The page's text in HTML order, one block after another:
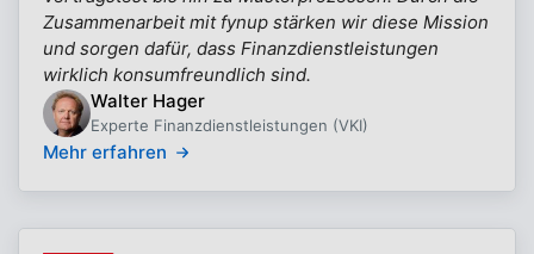
Zusammenarbeit mit fynup stärken wir diese Mission
und sorgen dafür, dass Finanzdienstleistungen
wirklich konsumfreundlich sind.
Walter Hager
Experte Finanzdienstleistungen (VKI)
Mehr erfahren